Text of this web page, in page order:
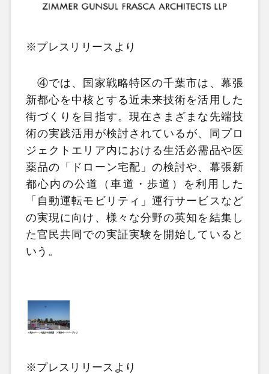
※プレスリリースより
④では、国家戦略特区の千葉市は、幕張
新都心を中核とする近未来技術を活用した
街づくりを目指す。現在さまざまな先端技
術の実践活用が検討されているが、同プロ
ジェクトエリア内における生活必需品や医
薬品の「ドローン宅配」の検討や、幕張新
都心内の公道（車道・歩道）を利用した
「自動運転モビリティ」運行サービスなど
の実現に向け、様々な分野の英知を結集し
た官民共同での実証実験を開始していると
いう。
※プレスリリースより